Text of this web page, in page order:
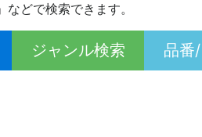
どで検索できます。
ジャンル検索 品番